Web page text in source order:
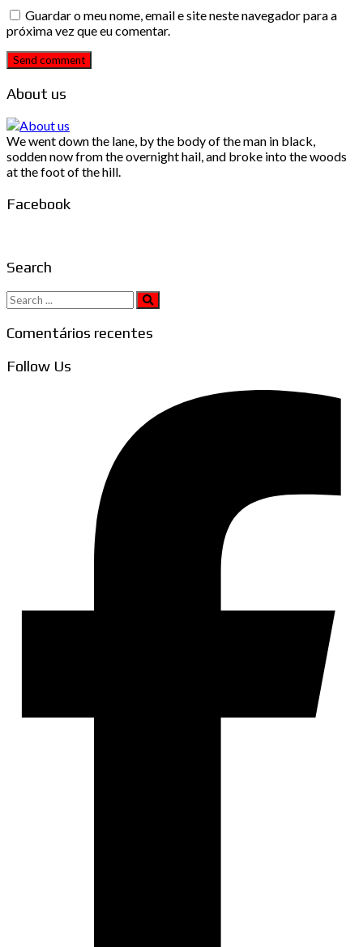
Guardar o meu nome, email e site neste navegador para a
próxima vez que eu comentar.
Send comment
About us
We went down the lane, by the body of the man in black,
sodden now from the overnight hail, and broke into the woods
at the foot of the hill.
Facebook
Search
Search
for:
Comentários recentes
Follow Us